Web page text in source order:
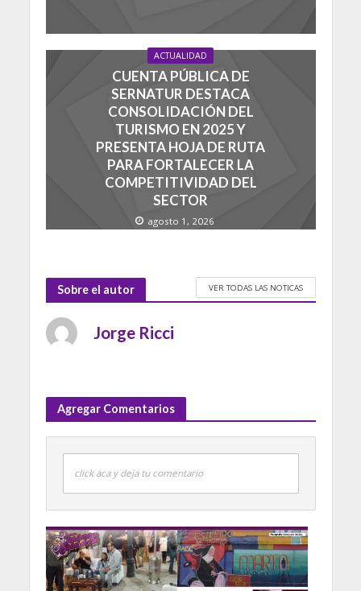
ACTUALIDAD
CUENTA PÚBLICA DE
SERNATUR DESTACA
CONSOLIDACIÓN DEL
TURISMO EN 2025 Y
PRESENTA HOJA DE RUTA
PARA FORTALECER LA
COMPETITIVIDAD DEL
SECTOR
agosto 1, 2026
Sobre el autor VER TODAS LAS NOTICAS
Jorge Ricci
Agregar Comentarios
click aca y deja tu comentario